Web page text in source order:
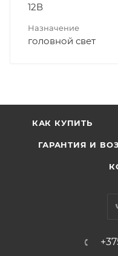
12В
Назначение
головной свет
КАК КУПИТЬ
ГАРАНТИЯ И